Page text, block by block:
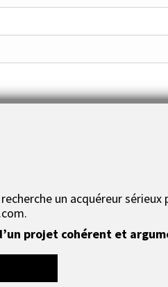
abstraits
dans votre
un acquéreur
projet cohérent et